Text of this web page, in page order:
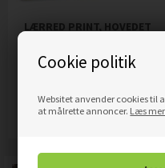
Cookie politik
Websitet anvender cookies til
at målrette annoncer. Læs
LÆRRED PRINT, HOVEDET
Mere info